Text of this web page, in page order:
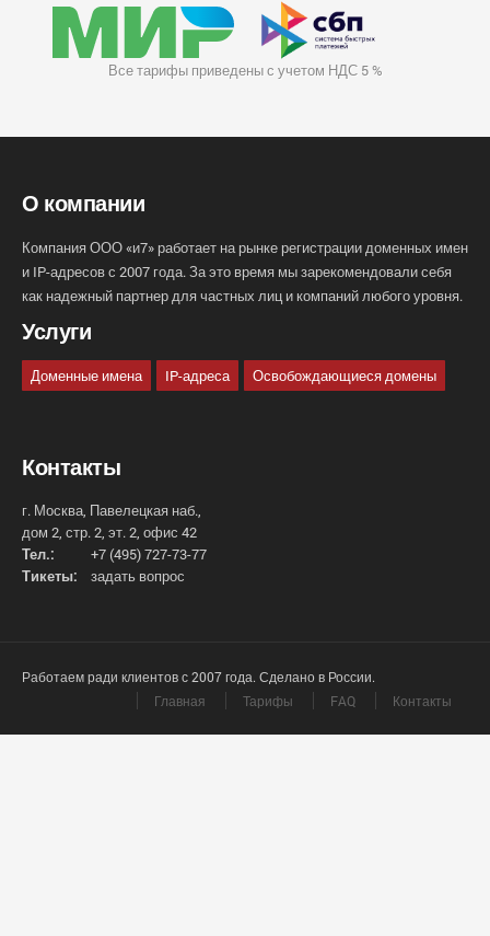
Все тарифы приведены с учетом НДС 5 %
О компании
Компания ООО «и7» работает на рынке регистрации доменных имен
и IP-адресов с 2007 года. За это время мы зарекомендовали себя
как надежный партнер для частных лиц и компаний любого уровня.
Услуги
Доменные имена IP-адреса Освобождающиеся домены
Контакты
г. Москва, Павелецкая наб.,
дом 2, стр. 2, эт. 2, офис 42
Тел.:
+7 (495) 727-73-77
Тикеты:
задать вопрос
Работаем ради клиентов с 2007 года. Сделано в России.
Главная
Тарифы FAQ Контакты